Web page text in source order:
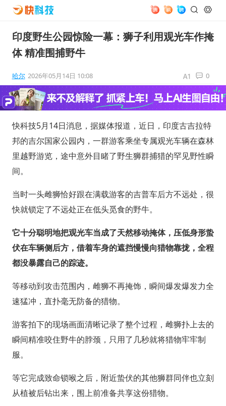
印度野生公园惊险一幕：狮子利用观光车作掩
体 精准围捕野牛
哈尔 2026年05月14日 10:08 0
快科技5月14日消息，据媒体报道，近日，印度古吉拉特
邦的吉尔国家公园内，一群游客乘坐专属观光车辆在森林
里越野游览，途中意外目睹了野生狮群捕猎的罕见野性瞬
间。
当时一头雌狮恰好跟在满载游客的吉普车后方不远处，很
快就锁定了不远处正在低头觅食的野牛。
它十分聪明地把观光车当成了天然移动掩体，压低身形蛰
伏在车辆侧后方，借着车身的遮挡慢慢向猎物靠拢，全程
都没暴露自己的踪迹。
等移动到攻击范围内，雌狮不再掩饰，瞬间爆发爆发力全
速猛冲，直扑毫无防备的猎物。
游客拍下的现场画面清晰记录了整个过程，雌狮扑上去的
瞬间精准咬住野牛的脖颈，只用了几秒就将猎物牢牢制
服。
等它完成致命锁喉之后，附近蛰伏的其他狮群同伴也立刻
从植被后钻出来，围上前准备共享这份猎物。